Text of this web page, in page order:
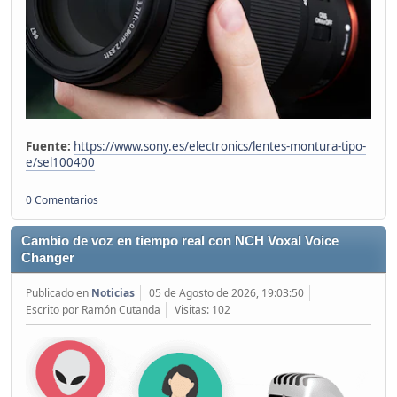
Fuente: https://www.sony.es/electronics/lentes-montura-tipo-
e/sel100400
0 Comentarios
Cambio de voz en tiempo real con NCH Voxal Voice
Changer
Publicado en Noticias
05 de Agosto de 2026, 19:03:50
Escrito por Ramón Cutanda
Visitas: 102